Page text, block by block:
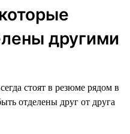
другими
стоят в резюме рядом в
отделены друг от друга